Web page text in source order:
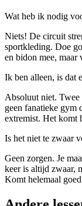
Wat heb ik nodig
Niets! De circuit
sportkleding. Doe
en bidon mee, maar
Ik ben alleen, is dat
Absoluut niet. Twee
geen fanatieke gym
extremist. Het komt
Is het niet te zwaar
Geen zorgen. Je
keer is altijd zwaar,
Komt helemaal